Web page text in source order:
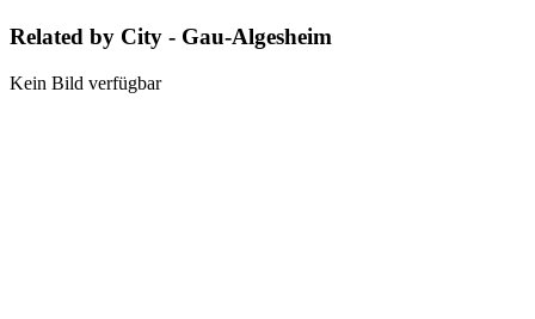
Related by City - Gau-Algesheim
Kein Bild verfügbar